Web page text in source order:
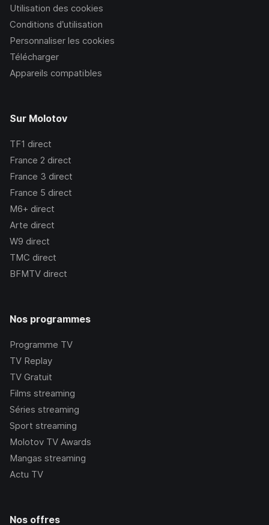
Utilisation des cookies
Conditions d’utilisation
Personnaliser les cookies
Télécharger
Appareils compatibles
Sur Molotov
TF1 direct
France 2 direct
France 3 direct
France 5 direct
M6+ direct
Arte direct
W9 direct
TMC direct
BFMTV direct
Nos programmes
Programme TV
TV Replay
TV Gratuit
Films streaming
Séries streaming
Sport streaming
Molotov TV Awards
Mangas streaming
Actu TV
Nos offres